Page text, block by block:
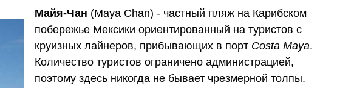
Майя-Чан (Maya Chan) - частный пляж на Карибском
побережье Мексики ориентированный на туристов с
круизных лайнеров, прибывающих в порт Costa Maya.
Количество туристов ограничено администрацией,
поэтому здесь никогда не бывает чрезмерной толпы.